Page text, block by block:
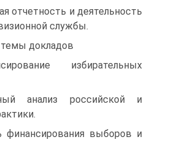
отчетность и деятельность
службы.
докладов
избирательных
анализ российской и
финансирования выборов и